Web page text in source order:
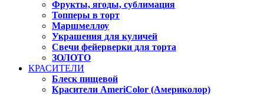
Фрукты, ягоды, сублимация
Топперы в торт
Маршмеллоу
Украшения для куличей
Свечи фейерверки для торта
ЗОЛОТО
КРАСИТЕЛИ
Блеск пищевой
Красители AmeriColor (Америколор)